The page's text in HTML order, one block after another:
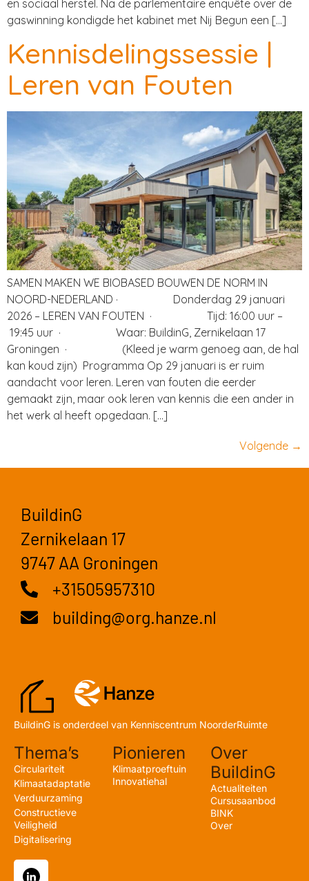
en sociaal herstel. Na de parlementaire enquête over de
gaswinning kondigde het kabinet met Nij Begun een […]
Kennisdelingssessie |
Leren van Fouten
SAMEN MAKEN WE BIOBASED BOUWEN DE NORM IN
NOORD-NEDERLAND · Donderdag 29 januari
2026 – LEREN VAN FOUTEN · Tijd: 16:00 uur –
19:45 uur · Waar: BuildinG, Zernikelaan 17
Groningen · (Kleed je warm genoeg aan, de hal
kan koud zijn) Programma Op 29 januari is er ruim
aandacht voor leren. Leren van fouten die eerder
gemaakt zijn, maar ook leren van kennis die een ander in
het werk al heeft opgedaan. […]
Volgende →
BuildinG
Zernikelaan 17
9747 AA Groningen
+31505957310
building@org.hanze.nl
BuildinG is onderdeel van Kenniscentrum NoorderRuimte
Thema’s
Circulariteit
Klimaatadaptatie
Verduurzaming
Constructieve
Veiligheid
Digitalisering
Pionieren
Klimaatproeftuin
Innovatiehal
Over
BuildinG
Actualiteiten
Cursusaanbod
BINK
Over